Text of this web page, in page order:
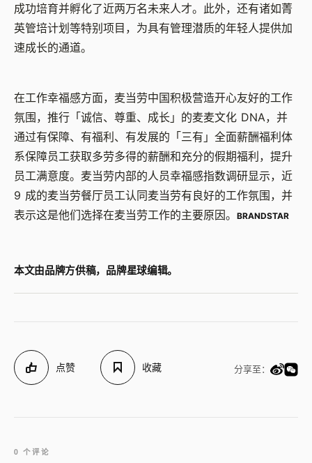
成功培育并孵化了近两万名未来人才。此外，还有诸如菁
英管培计划等特别项目，为具有管理潜质的年轻人提供加
速成长的通道。
在工作幸福感方面，麦当劳中国积极营造开心友好的工作
氛围，推行「诚信、尊重、成长」的麦麦文化 DNA，并
通过有保障、有福利、有发展的「三有」全面薪酬福利体
系保障员工获取多劳多得的薪酬和充分的假期福利，提升
员工满意度。麦当劳内部的人员幸福感指数调研显示，近
9 成的麦当劳餐厅员工认同麦当劳有良好的工作氛围，并
表示这是他们选择在麦当劳工作的主要原因。
BRANDSTAR
本文由品牌方供稿，品牌星球编辑。
点赞 收藏 分享至：
0 个评论